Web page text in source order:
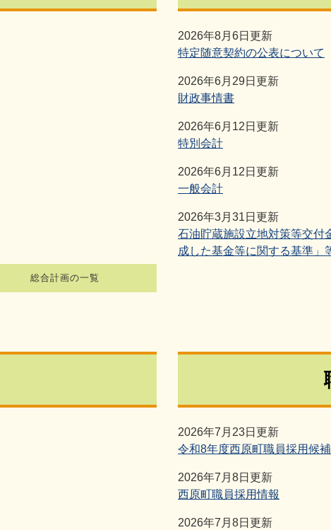
総合計画の一覧
2026年8月6日更新
特定随意契約の公表について
2026年6月29日更新
財政事情書
2026年6月12日更新
特別会計
2026年6月12日更新
一般会計
2026年3月31日更新
石油貯蔵施設立地対策等交付
成した基金等に関する基準」
2026年7月23日更新
令和8年度西原町職員採用候
2026年7月8日更新
西原町職員採用情報
2026年7月8日更新